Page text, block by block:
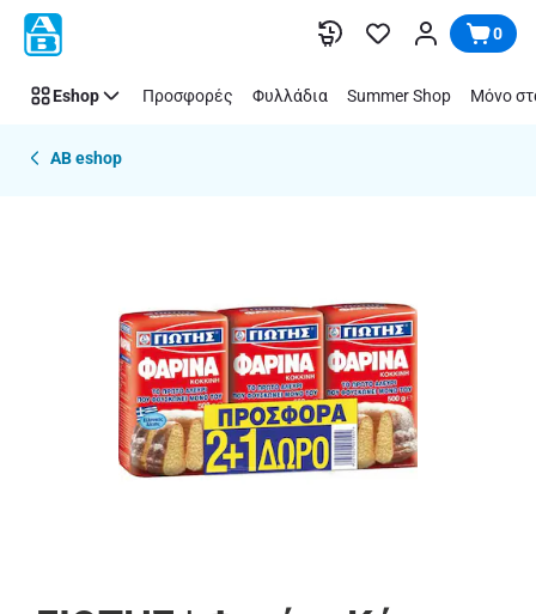
Παράλειψη 0
Eshop Προσφορές Φυλλάδια Summer Shop Μόνο
AB eshop